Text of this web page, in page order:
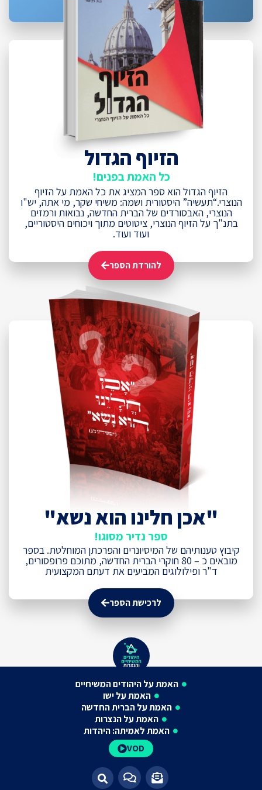
הזיוף הגדול
כל האמת בפנים!
הזיוף הגדול הוא ספר המציג את כל האמת על הזיוף
הנוצרי.“תעשיה” היסטורית ושמה: משיחי שקר, מי אתה, יש"ו
הנוצרי, האבסורדים של הברית החדשה, נבואות ורמזים
בתנ"ך על הזיוף הנוצרי, ציטוטים מתוך ויכוחים היסטוריים,
ועוד ועוד.
להורדת הספר
"אכן חלינו הוא נשא"
ספר נדיר מסוגו!
קיבוץ טענותיהם של המיסיונרים והפרכתן המוחלטת. בספר
מובאים כ – 80 חוקרי הברית החדשה, מתוכם פרופסורים,
ד"ר ופילולוגים המביעים את דעתם המקצועית
לרכישת הספר
האמת על היהודים המשיחיים
האמת על ישו
האמת על הברית החדשה
האמת על הנצרות
האמת לאמיתה: היהדות
VOD